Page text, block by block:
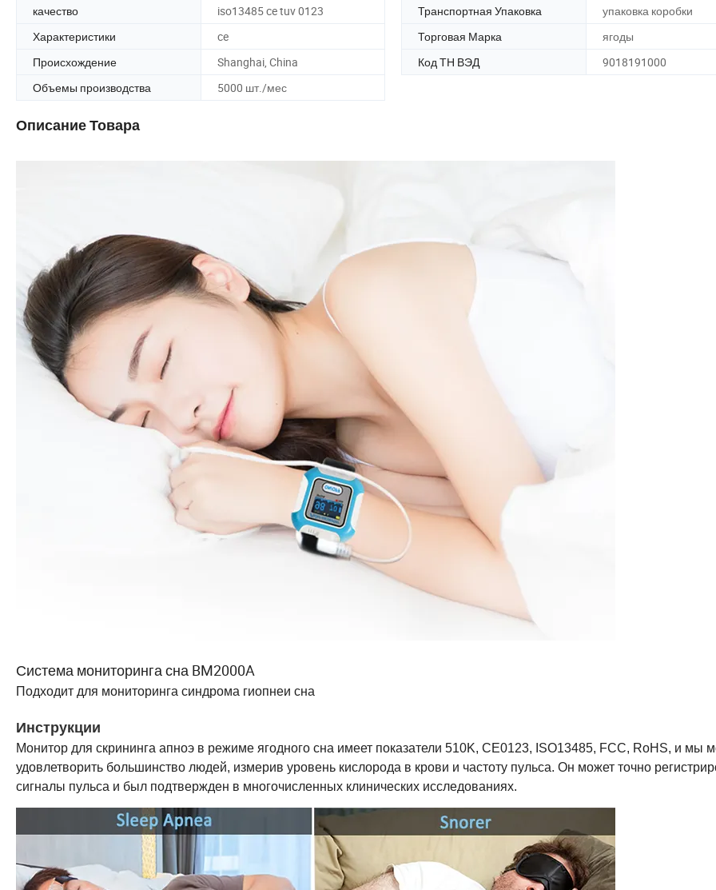
качество
iso13485 ce tuv 0123 Транспортная Упаковка
упаковка коробки
Характеристики
ce Торговая Марка
ягоды
Происхождение
Shanghai, China Код ТН ВЭД
9018191000
Объемы производства
5000 шт./мес
Описание Товара
Система мониторинга сна BM2000A
Подходит для мониторинга синдрома гиопнеи сна
Инструкции
Монитор для скрининга апноэ в режиме ягодного сна имеет показатели 510K, CE0123, ISO13485, FCC, RoHS, и мы
удовлетворить большинство людей, измерив уровень кислорода в крови и частоту пульса. Он может точно
сигналы пульса и был подтвержден в многочисленных клинических исследованиях.